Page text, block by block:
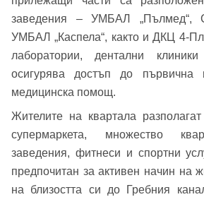
Вход с Google
Вход с
заведения – УМБАЛ „Пълмед“,
УМБАЛ „Каспела“, както и ДКЦ 4-
лаборатории, дентални
осигурява достъп до първична
медицинска помощ.
Жителите на квартала
супермаркета, множество
заведения, фитнеси и спортни
предпочитан за активен начин на
на близостта си до Гребния
Заяви оглед